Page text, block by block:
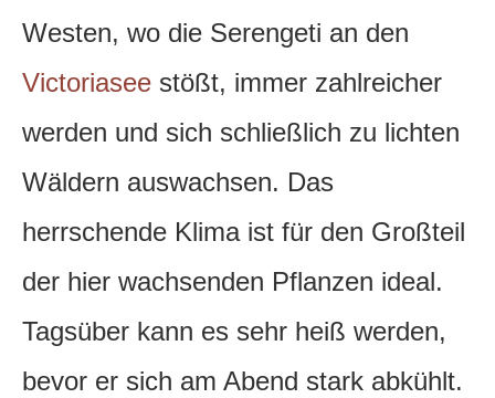
Westen, wo die Serengeti an den
Victoriasee stößt, immer zahlreicher
werden und sich schließlich zu lichten
Wäldern auswachsen. Das
herrschende Klima ist für den Großteil
der hier wachsenden Pflanzen ideal.
Tagsüber kann es sehr heiß werden,
bevor er sich am Abend stark abkühlt.